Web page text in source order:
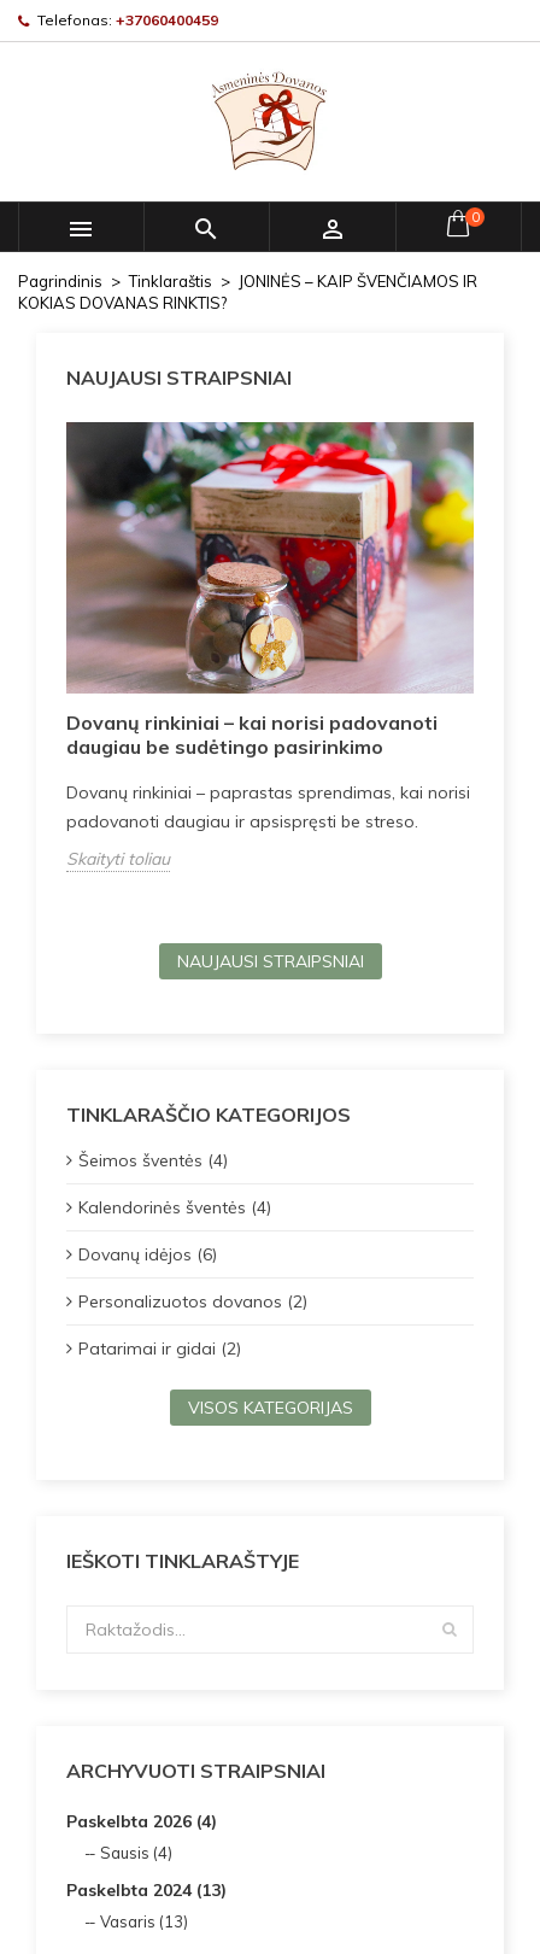
Telefonas: +37060400459
   0
Pagrindinis Tinklaraštis
JONINĖS – KAIP ŠVENČIAMOS IR
KOKIAS DOVANAS RINKTIS?
NAUJAUSI STRAIPSNIAI
Dovanų rinkiniai – kai norisi padovanoti
daugiau be sudėtingo pasirinkimo
Dovanų rinkiniai – paprastas sprendimas, kai norisi
padovanoti daugiau ir apsispręsti be streso.
Skaityti toliau
NAUJAUSI STRAIPSNIAI
TINKLARAŠČIO KATEGORIJOS
Šeimos šventės (4)
Kalendorinės šventės (4)
Dovanų idėjos (6)
Personalizuotos dovanos (2)
Patarimai ir gidai (2)
VISOS KATEGORIJAS
IEŠKOTI TINKLARAŠTYJE
ARCHYVUOTI STRAIPSNIAI
Paskelbta 2026 (4)
Sausis (4)
Paskelbta 2024 (13)
Vasaris (13)